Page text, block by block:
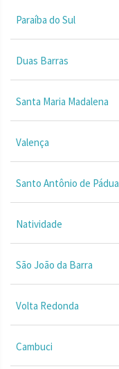
Paraíba do Sul
Duas Barras
Santa Maria Madalena
Valença
Santo Antônio de Pádua
Natividade
São João da Barra
Volta Redonda
Cambuci